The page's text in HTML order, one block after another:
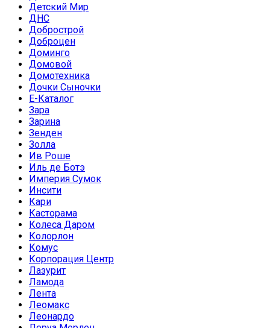
Детский Мир
ДНС
Добрострой
Доброцен
Доминго
Домовой
Домотехника
Дочки Сыночки
Е-Каталог
Зара
Зарина
Зенден
Золла
Ив Роше
Иль де Ботэ
Империя Сумок
Инсити
Кари
Касторама
Колеса Даром
Колорлон
Комус
Корпорация Центр
Лазурит
Ламода
Лента
Леомакс
Леонардо